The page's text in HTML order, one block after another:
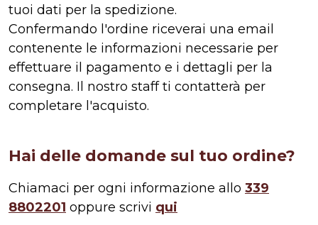
tuoi dati per la spedizione.
Confermando l'ordine riceverai una email
contenente le informazioni necessarie per
effettuare il pagamento e i dettagli per la
consegna. Il nostro staff ti contatterà per
completare l'acquisto.
Hai delle domande sul tuo ordine?
Chiamaci per ogni informazione allo 339
8802201 oppure scrivi qui